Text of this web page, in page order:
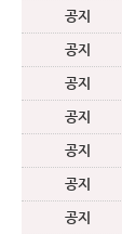
공지
공지
공지
공지
공지
공지
공지